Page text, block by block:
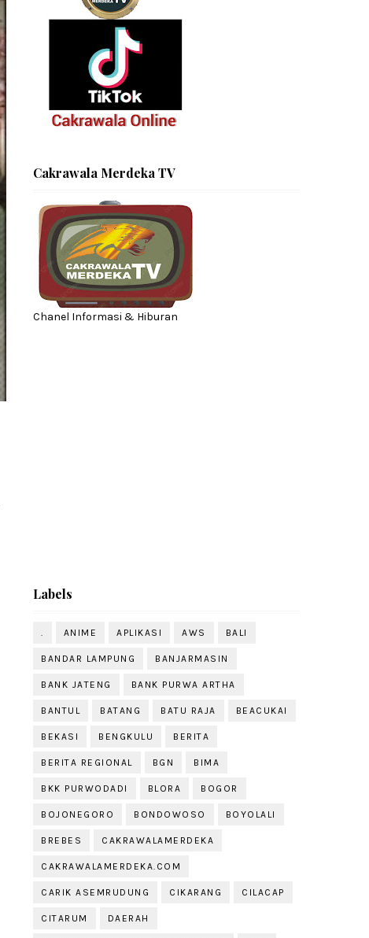
Cakrawala Merdeka TV
Chanel Informasi & Hiburan
Labels
. ANIME APLIKASI AWS BALI
BANDAR LAMPUNG BANJARMASIN
BANK JATENG BANK PURWA ARTHA
BANTUL BATANG BATU RAJA BEACUKAI
BEKASI BENGKULU BERITA
BERITA REGIONAL BGN BIMA
BKK PURWODADI BLORA BOGOR
BOJONEGORO BONDOWOSO BOYOLALI
BREBES CAKRAWALAMERDEKA
CAKRAWALAMERDEKA.COM
CARIK ASEMRUDUNG CIKARANG CILACAP
CITARUM DAERAH